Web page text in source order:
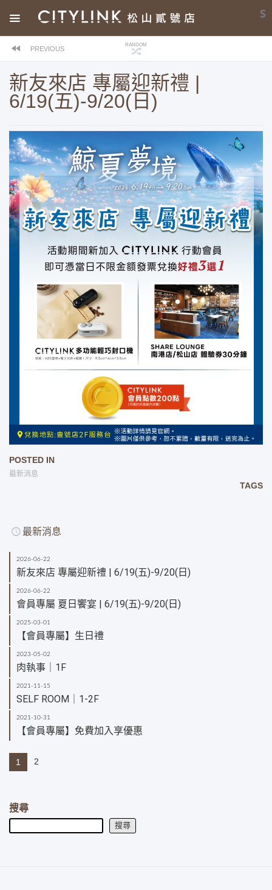
S
PREVIOUS
RANDOM
新友來店 專屬迎新禮 |
6/19(五)-9/20(日)
POSTED IN
最新消息
TAGS
最新消息
2026-06-22
新友來店 專屬迎新禮 | 6/19(五)-9/20(日)
2026-06-22
會員專屬 夏日饗宴 | 6/19(五)-9/20(日)
2025-03-01
【會員專屬】生日禮
2023-05-02
肉執事｜1F
2021-11-15
SELF ROOM｜1-2F
2021-10-31
【會員專屬】免費加入享優惠
1 2
搜尋
搜尋